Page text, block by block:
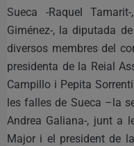
Sueca -Raquel
Giménez-, la diputada
diversos membres del
presidenta de la Reial
Campillo i Pepita
les falles de Sueca –la
Andrea Galiana-, junt a
Major i el president de